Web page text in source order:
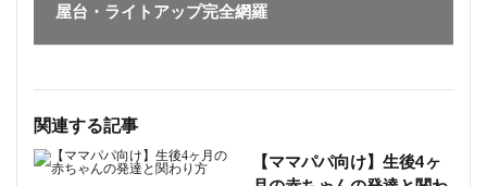
屋台・ライトアップ完全網羅
関連する記事
【ママパパ向け】生後4ヶ